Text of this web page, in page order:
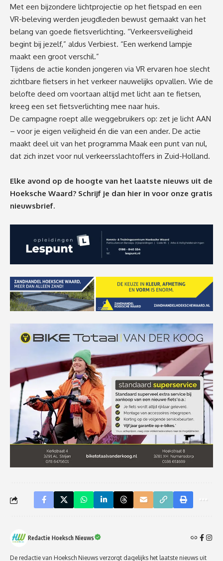
Met een bijzondere lichtprojectie op het fietspad en een
VR-beleving werden jeugdleden bewust gemaakt van het
belang van goede fietsverlichting. “Verkeersveiligheid
begint bij jezelf,” aldus Verbiest. “Een werkend lampje
maakt een groot verschil.”
Tijdens de actie konden jongeren via VR ervaren hoe slecht
zichtbare fietsers in het verkeer nauwelijks opvallen. Wie de
belofte deed om voortaan altijd met licht aan te fietsen,
kreeg een set fietsverlichting mee naar huis.
De campagne roept alle weggebruikers op: zet je licht AAN
– voor je eigen veiligheid én die van een ander. De actie
maakt deel uit van het programma Maak een punt van nul,
dat zich inzet voor nul verkeersslachtoffers in Zuid-Holland.
Elke avond op de hoogte van het laatste nieuws uit de
Hoeksche Waard? Schrijf je dan hier in voor onze gratis
nieuwsbrief.
Redactie Hoeksch Nieuws
De redactie van Hoeksch Nieuws verzorgt dagelijks het laatste nieuws uit